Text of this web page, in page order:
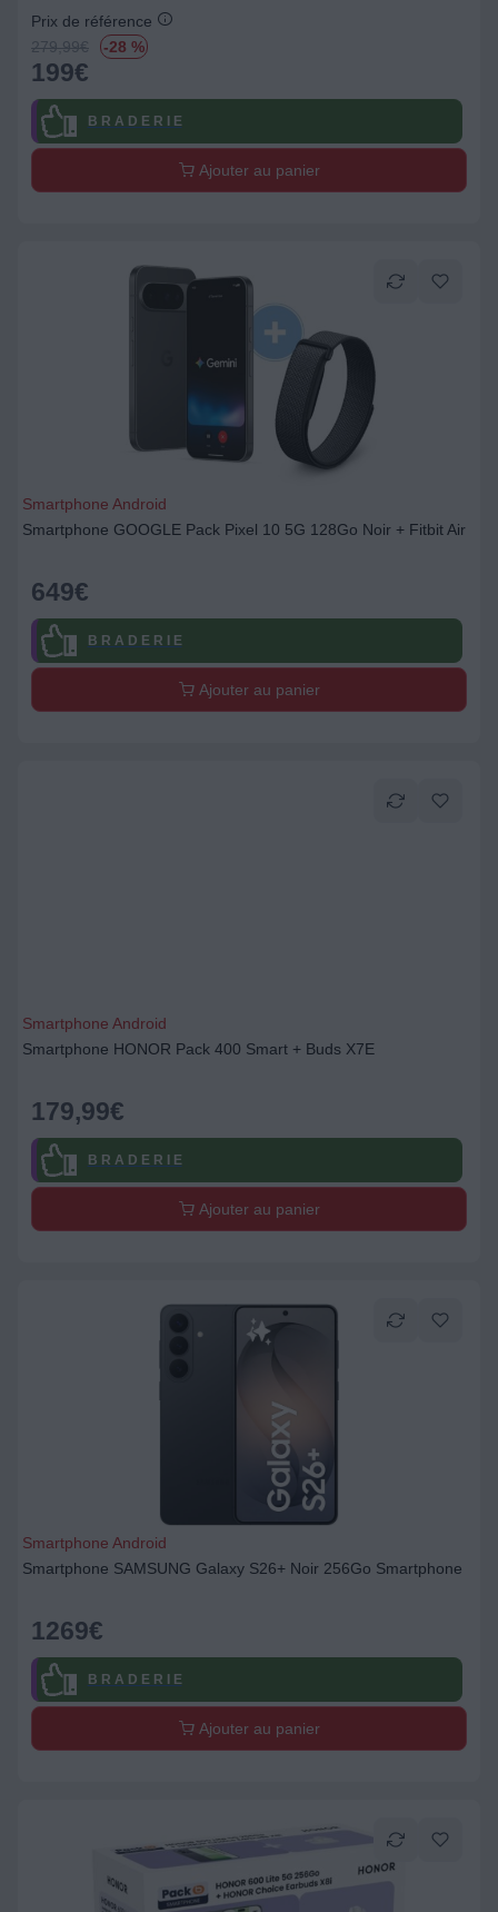
Prix de référence
279,99€ -28 %
199€
B R A D E R I E
Ajouter au panier
Smartphone Android
Smartphone GOOGLE Pack Pixel 10 5G 128Go Noir + Fitbit Air
649€
B R A D E R I E
Ajouter au panier
Smartphone Android
Smartphone HONOR Pack 400 Smart + Buds X7E
179,99€
B R A D E R I E
Ajouter au panier
Smartphone Android
Smartphone SAMSUNG Galaxy S26+ Noir 256Go Smartphone
1269€
B R A D E R I E
Ajouter au panier